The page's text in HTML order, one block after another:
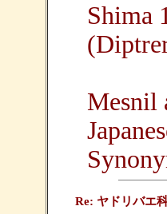
Shima
Mesnil
Re: ヤドリバエ